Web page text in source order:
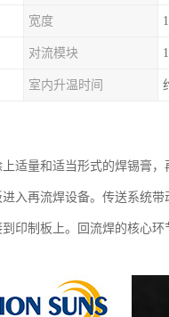
宽度
对流模块
室内升温时间
适量和适当形式的焊锡膏
入再流焊设备。传送系统
印制板上。回流焊的核心